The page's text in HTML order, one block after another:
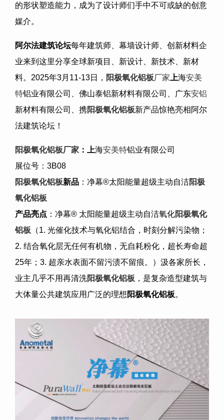
的形状塑造能力，成为了设计师们手中不可或缺的创意
媒介。
阿尔法建筑论坛每年建筑师、幕墙设计师、创新材料企
业来到这里分享全球新项目、新设计、新技术、新材
料。 2025年3月 11-13日， 阳极氧化铝板厂家 上海安美
特铝业有限公司、佛山泰铝新材料有限公司、广东安铝
新材料有限公司、携阳极氧化铝板新产品惊艳亮相阿尔
法建筑论坛！
阳极氧化铝板厂家 ：上海安美特铝业有限公司
展位号： 3B08
阳极氧化铝板新品 ：净幕®太阳能量超级主动自洁阳极
氧化铝板
产品亮点 ：净幕® 太阳能量超级主动自洁氧化阳极氧化
铝板 （1. 光催化技术与氧化铝结合，时刻分解污染物；
2. 结合氧化层无任何有机物，无自耗粉化，超长寿命超
25年； 3. 超亲水表面不留污渍不留痕。）汲各家所长，
业主几乎不用再清洗阳极氧化铝板 ，是复杂造型建筑与
大体量公共建筑应用广泛的理想 阳极氧化铝板。